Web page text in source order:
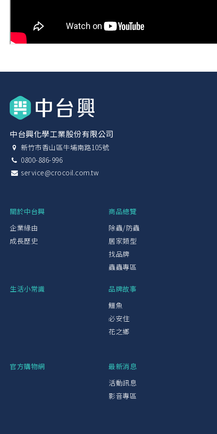
中台興化學工業股份有限公司
新竹市香山區牛埔南路105號
0800-886-996
service@crocoil.com.tw
關於中台興
企業緣由
成長歷史
商品總覽
除蟲/防蟲
居家類型
找品牌
蟲蟲專區
生活小常識
品牌故事
鱷魚
必安住
花之鄉
官方購物網
最新消息
活動訊息
影音專區